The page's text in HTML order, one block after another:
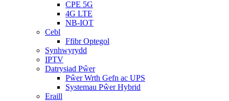
CPE 5G
4G LTE
NB-IOT
Cebl
Ffibr Optegol
Synhwyrydd
IPTV
Datrysiad Pŵer
Pŵer Wrth Gefn ac UPS
Systemau Pŵer Hybrid
Eraill